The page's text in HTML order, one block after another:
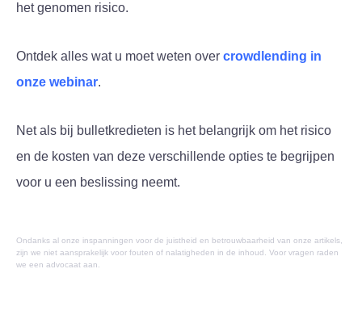
het genomen risico.
Ontdek alles wat u moet weten over crowdlending in
onze webinar.
Net als bij bulletkredieten is het belangrijk om het risico
en de kosten van deze verschillende opties te begrijpen
voor u een beslissing neemt.
Ondanks al onze inspanningen voor de juistheid en betrouwbaarheid van onze artikels,
zijn we niet aansprakelijk voor fouten of nalatigheden in de inhoud. Voor vragen raden
we een advocaat aan.